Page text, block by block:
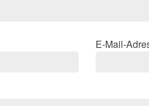
E-Mail-